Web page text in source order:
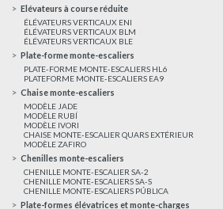
Elévateurs à course réduite
ÉLÉVATEURS VERTICAUX ENI
ÉLÉVATEURS VERTICAUX BLM
ÉLÉVATEURS VERTICAUX BLE
Plate-forme monte-escaliers
PLATE-FORME MONTE-ESCALIERS HL6
PLATEFORME MONTE-ESCALIERS EA9
Chaise monte-escaliers
MODÈLE JADE
MODÈLE RUBÍ
MODÈLE IVORI
CHAISE MONTE-ESCALIER QUARS EXTÉRIEUR
MODÈLE ZAFIRO
Chenilles monte-escaliers
CHENILLE MONTE-ESCALIER SA-2
CHENILLE MONTE-ESCALIERS SA-S
CHENILLE MONTE-ESCALIERS PÚBLICA
Plate-formes élévatrices et monte-charges